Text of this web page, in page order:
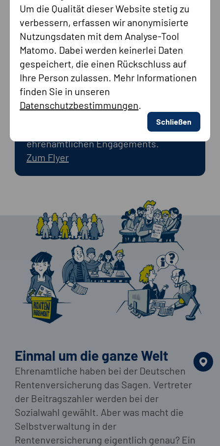
Um die Qualität dieser Website stetig zu
verbessern, erfassen wir anonymisierte
Nutzungsdaten mit dem Analyse-Tool
Matomo. Dabei werden keinerlei Daten
gespeichert, die einen Rückschluss auf
Ihre Person zulassen. Mehr Informationen
finden Sie in unseren
Datenschutzbestimmungen
Schließen
Flyer zum Ehrenamt
Die Deutsche Rentenversicherung hat
einen Flyer zum Thema Ehrenamt
veröffentlicht. Er bietet einen
kompakten Überblick über Aufgaben,
Voraussetzungen und Vorteile eines
ehrenamtlichen Engagements.
Zum Flyer
Einmal um die ganze Welt
Ehrenamtliche haben bei der Deutschen
Rentenversicherung das Sagen. Vertreter
der Beitragszahler werden bei der
Sozialwahl gewählt. Aber was macht die
Selbstverwaltung in der
Rentenversicherung eigentlich genau? Ein